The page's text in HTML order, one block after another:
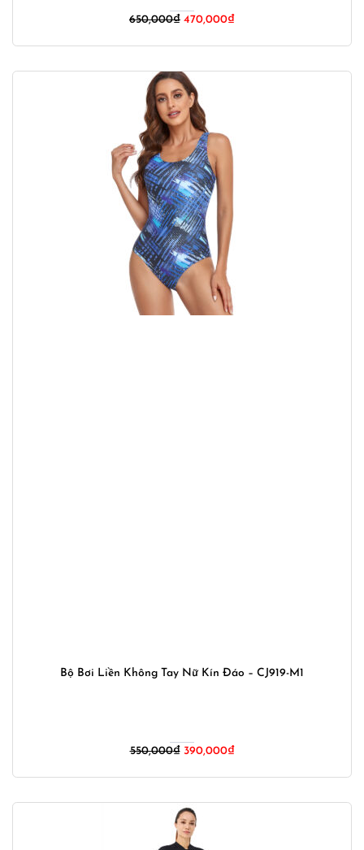
650,000₫ Giá
650,000₫.
470,000₫Giá
là:
Bộ Bơi Liền Không Tay Nữ Kín Đáo – CJ919-M1
550,000₫ Giá
550,000₫.
390,000₫Giá
là: